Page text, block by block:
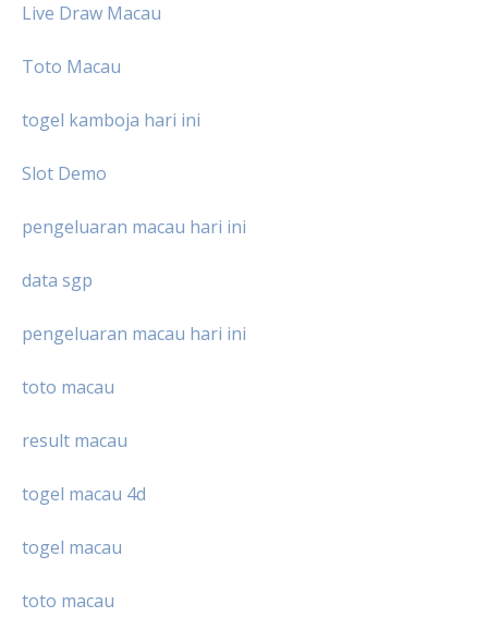
Live Draw Macau
Toto Macau
togel kamboja hari ini
Slot Demo
pengeluaran macau hari ini
data sgp
pengeluaran macau hari ini
toto macau
result macau
togel macau 4d
togel macau
toto macau